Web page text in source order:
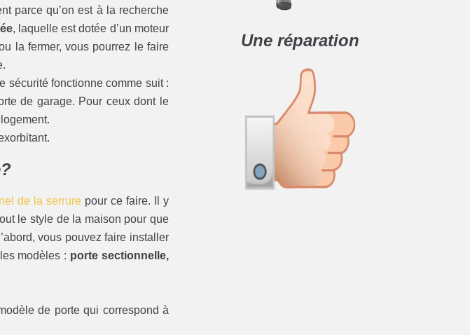
parce qu’on est à la recherche
, laquelle est dotée d’un moteur
la fermer, vous pourrez le faire
sécurité fonctionne comme suit :
de garage. Pour ceux dont le
de la serrurepour ce faire. Il y
le style de la maison pour que
vous pouvez faire installer
modèles : porte sectionnelle,
de porte qui correspond à
Une réparation